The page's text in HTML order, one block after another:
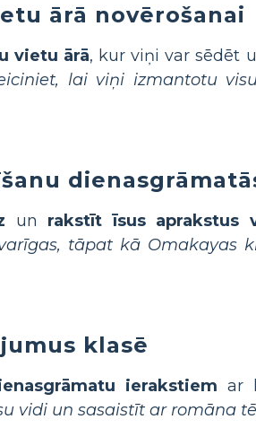
ārā novērošanai
vietu ārā, kur viņi var sēdēt
lai viņi izmantotu
un rakstīt īsus aprakstus
tāpat kā Omakayas
klasē
ierakstiem ar
vidi un sasaistīt ar romāna